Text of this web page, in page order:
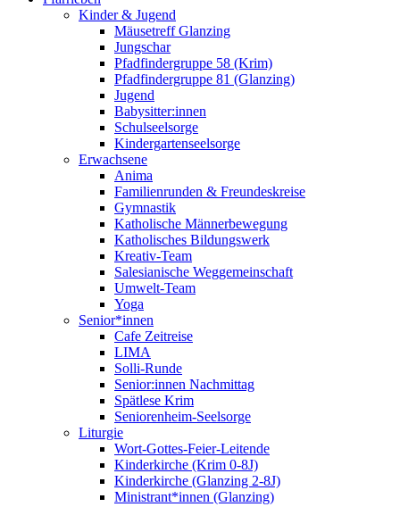
Kinder & Jugend
Mäusetreff Glanzing
Jungschar
Pfadfindergruppe 58 (Krim)
Pfadfindergruppe 81 (Glanzing)
Jugend
Babysitter:innen
Schulseelsorge
Kindergartenseelsorge
Erwachsene
Anima
Familienrunden & Freundeskreise
Gymnastik
Katholische Männerbewegung
Katholisches Bildungswerk
Kreativ-Team
Salesianische Weggemeinschaft
Umwelt-Team
Yoga
Senior*innen
Cafe Zeitreise
LIMA
Solli-Runde
Senior:innen Nachmittag
Spätlese Krim
Seniorenheim-Seelsorge
Liturgie
Wort-Gottes-Feier-Leitende
Kinderkirche (Krim 0-8J)
Kinderkirche (Glanzing 2-8J)
Ministrant*innen (Glanzing)